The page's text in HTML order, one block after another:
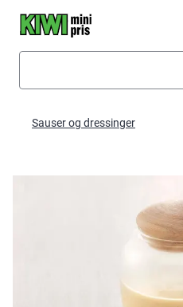
Sauser og dressinger